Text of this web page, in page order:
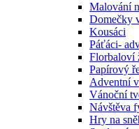
Malování
Domečky
Kousáci
Páťáci-
Florbaloví
Papírový
Adventní
Vánoční
Návštěva
Hry na